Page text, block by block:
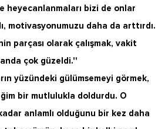
heyecanlanmaları bizi de onlar
motivasyonumuzu daha da arttırdı.
parçası olarak çalışmak, vakit
çok güzeldi.''
yüzündeki gülümsemeyi görmek,
bir mutlulukla doldurdu. O
anlamlı olduğunu bir kez daha